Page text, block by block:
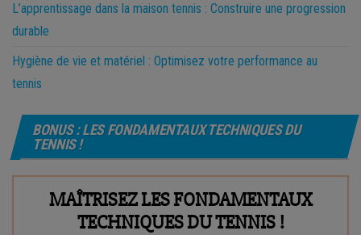
L’apprentissage dans la maison tennis : Construire une progression
durable
Hygiène de vie et matériel : Optimisez votre performance au
tennis
BONUS : LES FONDAMENTAUX TECHNIQUES DU
TENNIS !